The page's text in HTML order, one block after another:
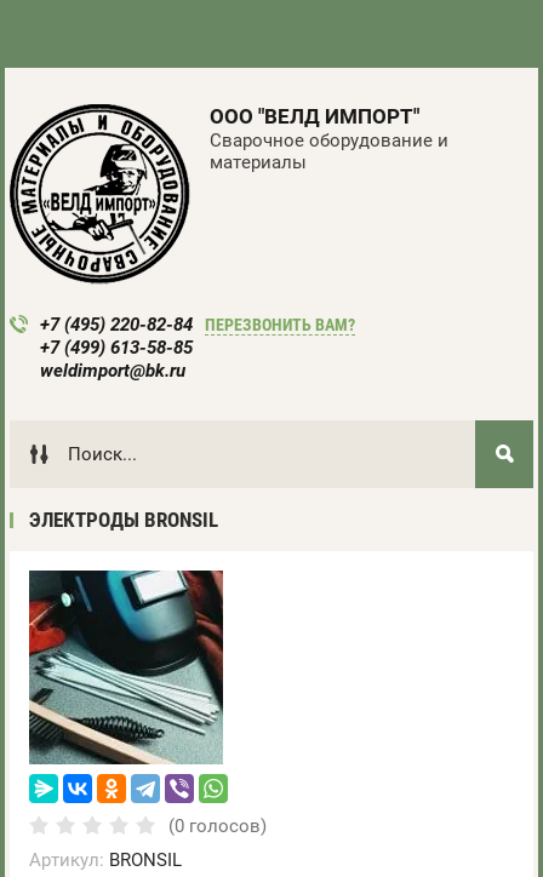
ООО "ВЕЛД ИМПОРТ"
Сварочное оборудование и
материалы
+7 (495) 220-82-84
+7 (499) 613-58-85
weldimport@bk.ru
ПЕРЕЗВОНИТЬ ВАМ?
ЭЛЕКТРОДЫ BRONSIL
(0 голосов)
Артикул: BRONSIL